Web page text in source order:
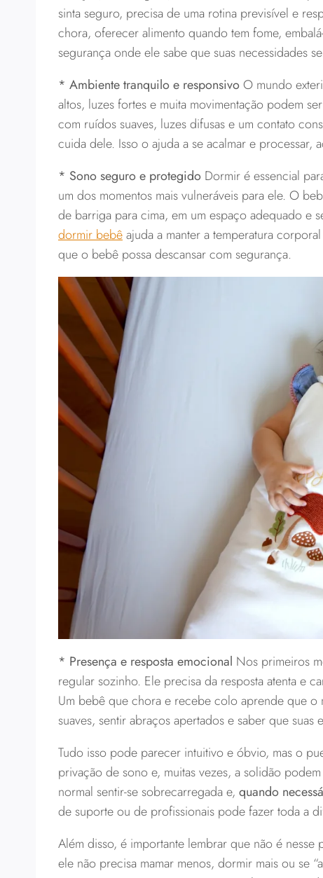
sinta seguro, precisa de uma rotina previsível e
chora, oferecer alimento quando tem fome,
segurança onde ele sabe que suas necessidades
* Ambiente tranquilo e responsivoO mundo
altos, luzes fortes e muita movimentação podem
com ruídos suaves, luzes difusas e um contato
cuida dele. Isso o ajuda a se acalmar e processar,
* Sono seguro e protegido Dormir é essencial
um dos momentos mais vulneráveis para ele. O
de barriga para cima, em um espaço adequado e
dormir bebêajuda a manter a temperatura
que o bebê possa descansar com segurança.
* Presença e resposta emocional Nos primeiros
regular sozinho. Ele precisa da resposta atenta e
Um bebê que chora e recebe colo aprende que
suaves, sentir abraços apertados e saber que
Tudo isso pode parecer intuitivo e óbvio, mas o
privação de sono e, muitas vezes, a solidão
normal sentir-se sobrecarregada e, quando
de suporte ou de profissionais pode fazer toda a
Além disso, é importante lembrar que não é
ele não precisa mamar menos, dormir mais ou se